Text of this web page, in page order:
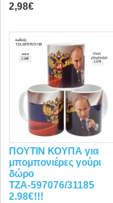
2,98€
ΠΟΥΤΙΝ ΚΟΥΠΑ για
μπομπονιέρες γούρι
δώρο
ΤΖΑ-597076/31185
2.98€!!!